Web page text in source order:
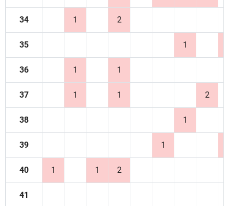
34 1 2
35 1
36 1 1
37 1 1 2
38 1
39 1
40 1 1 2
41